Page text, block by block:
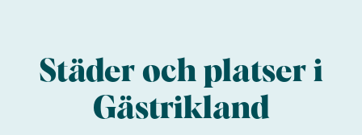
Städer och platser i
Gästrikland